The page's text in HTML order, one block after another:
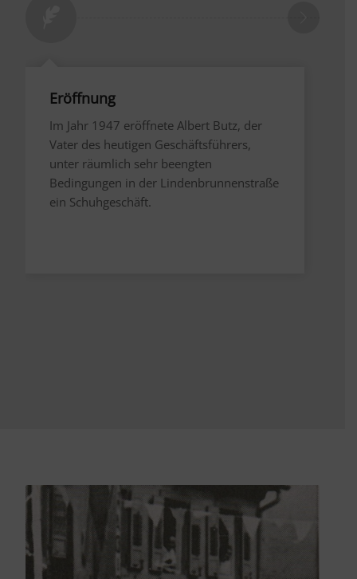
Eröffnung
Im Jahr 1947 eröffnete Albert Butz, der
Vater des heutigen Geschäftsführers,
unter räumlich sehr beengten
Bedingungen in der Lindenbrunnenstraße
ein Schuhgeschäft.